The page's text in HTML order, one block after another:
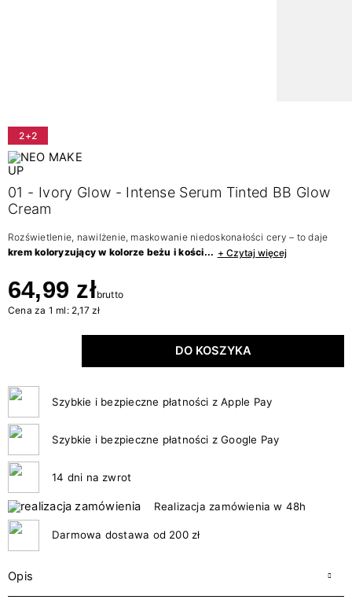
2+2
01 - Ivory Glow - Intense Serum Tinted BB Glow
Cream
Rozświetlenie, nawilżenie, maskowanie niedoskonałości cery – to daje
krem koloryzujący w kolorze beżu i kości... + Czytaj więcej
64,99 złbrutto
Cena za 1 ml: 2,17 zł
DO KOSZYKA
Szybkie i bezpieczne płatności z Apple Pay
Szybkie i bezpieczne płatności z Google Pay
14 dni na zwrot
Realizacja zamówienia w 48h
Darmowa dostawa od 200 zł
Opis